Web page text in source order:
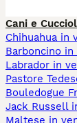
Cani e
Chihuahua in
Barboncino
Labrador in
Pastore
Bouledogue
Jack Russell